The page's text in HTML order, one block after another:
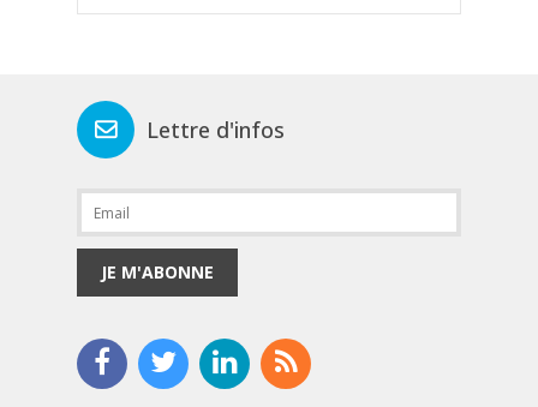
Lettre d'infos
JE M'ABONNE